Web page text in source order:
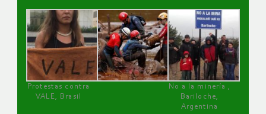
Protestas contra
VALE, Brasil
No a la minería ,
Bariloche,
Argentina